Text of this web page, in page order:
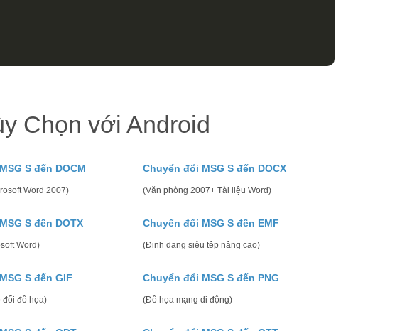
Chọn với Android
S đến DOCM
Word 2007)
Chuyển đổi MSG S đến DOCX
(Văn phòng 2007+ Tài liệu Word)
S đến DOTX
Word)
Chuyển đổi MSG S đến EMF
(Định dạng siêu tệp nâng cao)
S đến GIF
đổi đồ họa)
Chuyển đổi MSG S đến PNG
(Đồ họa mạng di động)